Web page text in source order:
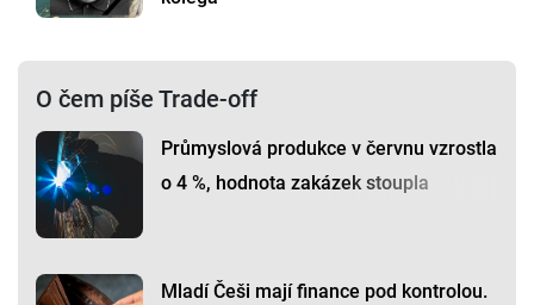
O čem píše Trade-off
Průmyslová produkce v červnu vzrostla
o 4 %, hodnota zakázek stoupla
Mladí Češi mají finance pod kontrolou.